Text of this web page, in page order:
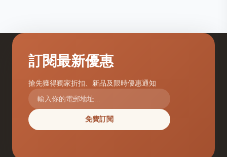
訂閱最新優惠
搶先獲得獨家折扣、新品及限時優惠通知
免費訂閱